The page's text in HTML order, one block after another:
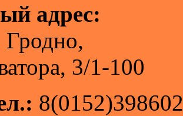
адрес:
Гродно,
3/1-100